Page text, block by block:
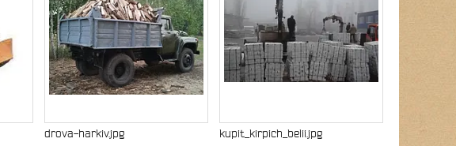
drova-harkiv.jpg kupit_kirpich_belii.jpg